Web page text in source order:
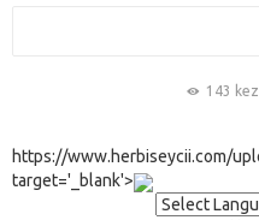
143
https://www.herbiseycii.com/
target='_blank'>